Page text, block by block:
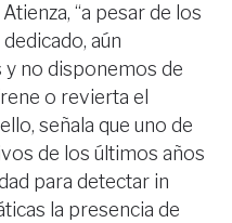
“a pesar de los
aún
y no disponemos de
o revierta el
señala que uno de
de los últimos años
para detectar in
la presencia de